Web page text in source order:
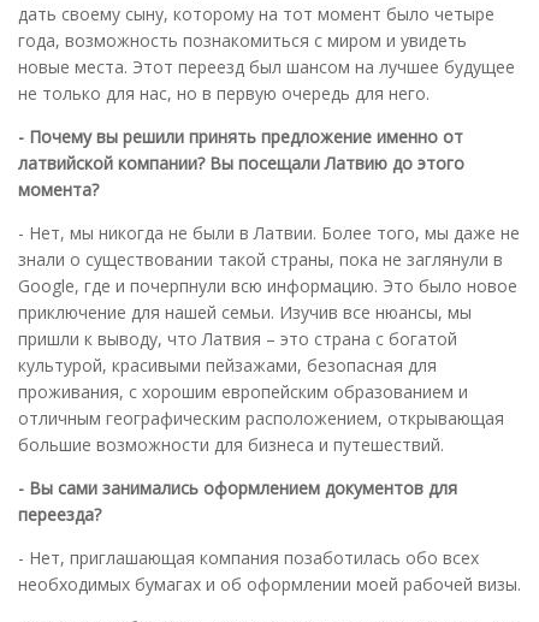
дать своему сыну, которому на тот момент было четыре
года, возможность познакомиться с миром и увидеть
новые места. Этот переезд был шансом на лучшее будущее
не только для нас, но в первую очередь для него.
- Почему вы решили принять предложение именно от
латвийской компании? Вы посещали Латвию до этого
момента?
- Нет, мы никогда не были в Латвии. Более того, мы даже не
знали о существовании такой страны, пока не заглянули в
Google, где и почерпнули всю информацию. Это было новое
приключение для нашей семьи. Изучив все нюансы, мы
пришли к выводу, что Латвия – это страна с богатой
культурой, красивыми пейзажами, безопасная для
проживания, с хорошим европейским образованием и
отличным географическим расположением, открывающая
большие возможности для бизнеса и путешествий.
- Вы сами занимались оформлением документов для
переезда?
- Нет, приглашающая компания позаботилась обо всех
необходимых бумагах и об оформлении моей рабочей визы.